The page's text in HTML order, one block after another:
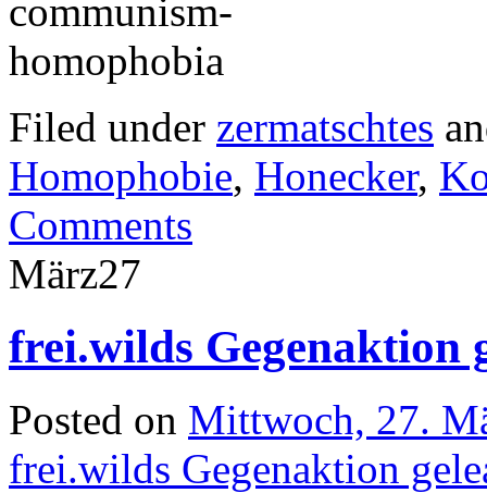
Filed under zermatschtes
Homophobie, Honecker,
Comments
März27
frei.wilds Gegenaktion
Posted on Mittwoch, 27.
frei.wilds Gegenaktion